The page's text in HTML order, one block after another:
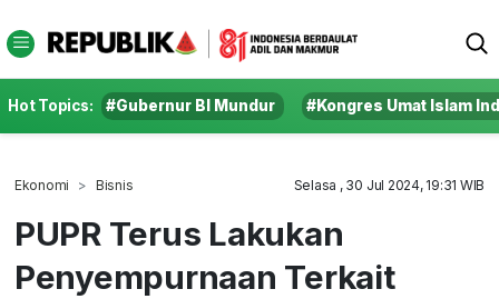
Hot Topics: #Gubernur BI Mundur #Kongres Umat Islam
Ekonomi Bisnis Selasa , 30 Jul 2024, 19:31 WIB
PUPR Terus Lakukan
Penyempurnaan Terkait